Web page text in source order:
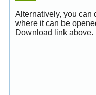
Alternatively, you can
where it can be
Download link above.